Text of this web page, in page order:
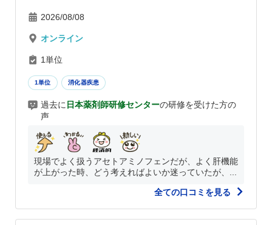
2026/08/08
オンライン
1単位
1単位 消化器疾患
過去に 日本薬剤師研修センターの研修を受けた方の
声
現場でよく扱うアセトアミノフェンだが、よく肝機能
が上がった時、どう考えればよいか迷っていたが、...
全ての口コミを見る